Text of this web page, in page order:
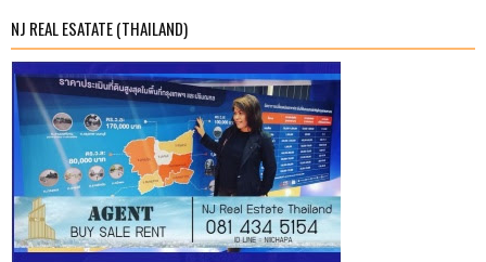
NJ REAL ESATATE (THAILAND)